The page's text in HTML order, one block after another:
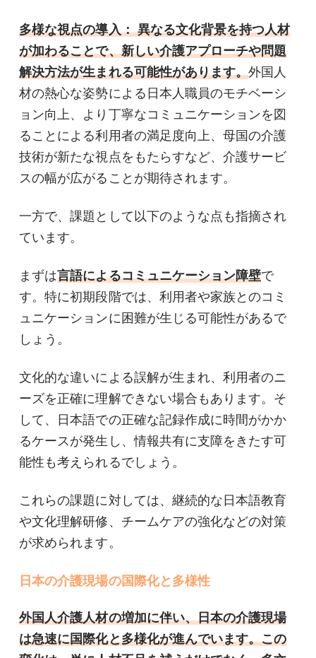
多様な視点の導入： 異なる文化背景を持つ人材
が加わることで、新しい介護アプローチや問題
解決方法が生まれる可能性があります。外国人
材の熱心な姿勢による日本人職員のモチベーシ
ョン向上、より丁寧なコミュニケーションを図
ることによる利用者の満足度向上、母国の介護
技術が新たな視点をもたらすなど、介護サービ
スの幅が広がることが期待されます。
一方で、課題として以下のような点も指摘され
ています。
まずは言語によるコミュニケーション障壁で
す。特に初期段階では、利用者や家族とのコミ
ュニケーションに困難が生じる可能性があるで
しょう。
文化的な違いによる誤解が生まれ、利用者のニ
ーズを正確に理解できない場合もあります。そ
して、日本語での正確な記録作成に時間がかか
るケースが発生し、情報共有に支障をきたす可
能性も考えられるでしょう。
これらの課題に対しては、継続的な日本語教育
や文化理解研修、チームケアの強化などの対策
が求められます。
日本の介護現場の国際化と多様性
外国人介護人材の増加に伴い、日本の介護現場
は急速に国際化と多様化が進んでいます。この